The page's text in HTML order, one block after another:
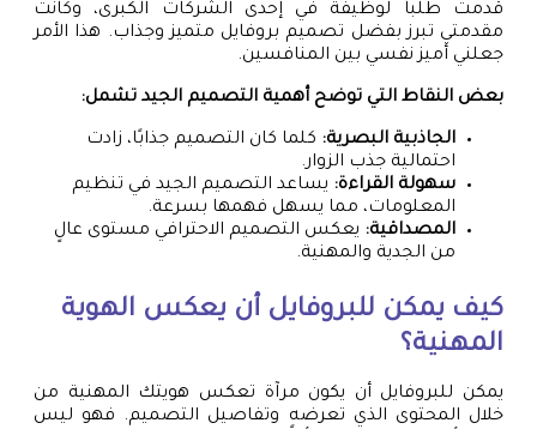
قدمت طلباً لوظيفة في إحدى الشركات الكبرى، وكانت
مقدمتي تبرز بفضل تصميم بروفايل متميز وجذاب. هذا الأمر
جعلني أميز نفسي بين المنافسين.
بعض النقاط التي توضح أهمية التصميم الجيد تشمل:
الجاذبية البصرية: كلما كان التصميم جذابًا، زادت
احتمالية جذب الزوار.
سهولة القراءة: يساعد التصميم الجيد في تنظيم
المعلومات، مما يسهل فهمها بسرعة.
المصداقية: يعكس التصميم الاحترافي مستوى عالٍ
من الجدية والمهنية.
كيف يمكن للبروفايل أن يعكس الهوية
المهنية؟
يمكن للبروفايل أن يكون مرآة تعكس هويتك المهنية من
خلال المحتوى الذي تعرضه وتفاصيل التصميم. فهو ليس